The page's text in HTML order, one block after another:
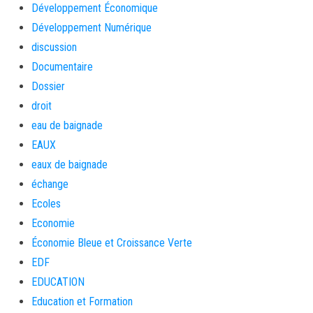
Développement Économique
Développement Numérique
discussion
Documentaire
Dossier
droit
eau de baignade
EAUX
eaux de baignade
échange
Ecoles
Economie
Économie Bleue et Croissance Verte
EDF
EDUCATION
Education et Formation